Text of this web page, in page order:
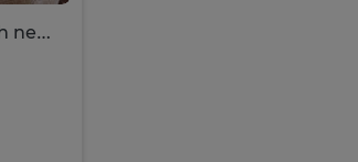
Micro-onde astech neuve